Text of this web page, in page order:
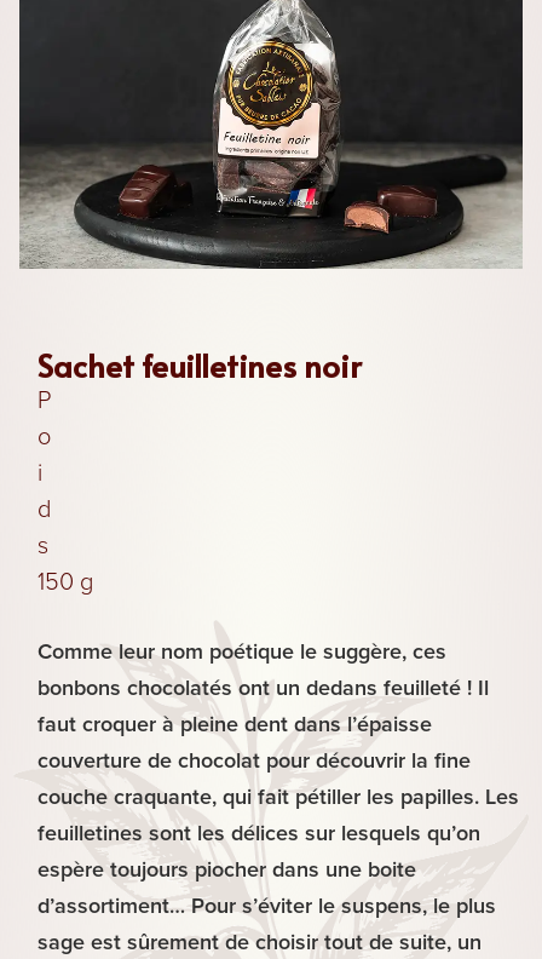
Les
Chocolats
Les
Boites
Les
Biscuits
Les
Plaisirs
Sucrés
Sachet feuilletines noir
P
o
i
d
s
150 g
Comme leur nom poétique le suggère, ces
bonbons chocolatés ont un dedans feuilleté ! Il
faut croquer à pleine dent dans l’épaisse
couverture de chocolat pour découvrir la fine
couche craquante, qui fait pétiller les papilles. Les
feuilletines sont les délices sur lesquels qu’on
espère toujours piocher dans une boite
d’assortiment… Pour s’éviter le suspens, le plus
sage est sûrement de choisir tout de suite, un